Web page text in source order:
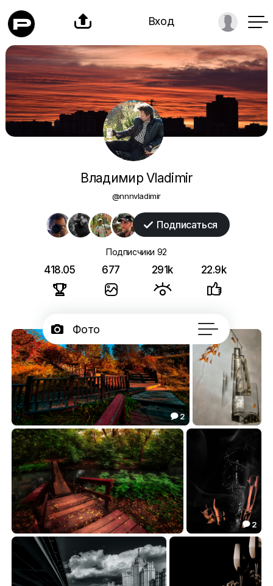
 Вход
Владимир Vladimir
@nnnvladimir
 Подписаться
Подписчики 92
418.05

677

291k

22.9k

 Фото
 Портфолио50
 Подписчики
 Об авторе
...
Перекрёсток.
44.84
 2
Блики.
Мостик.
53.33
Колючая проволока.
 2